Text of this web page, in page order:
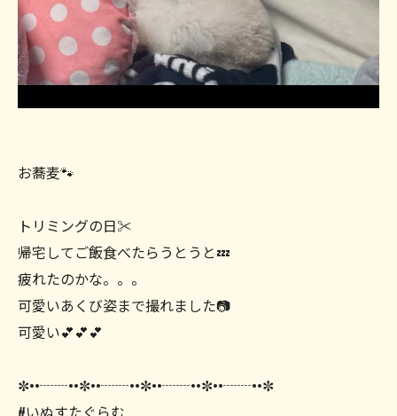
お蕎麦🐾
トリミングの日✂️
帰宅してご飯食べたらうとうと💤
疲れたのかな。。。
可愛いあくび姿まで撮れました📷
可愛い💕💕💕
✼••┈┈••✼••┈┈••✼••┈┈••✼••┈┈••✼